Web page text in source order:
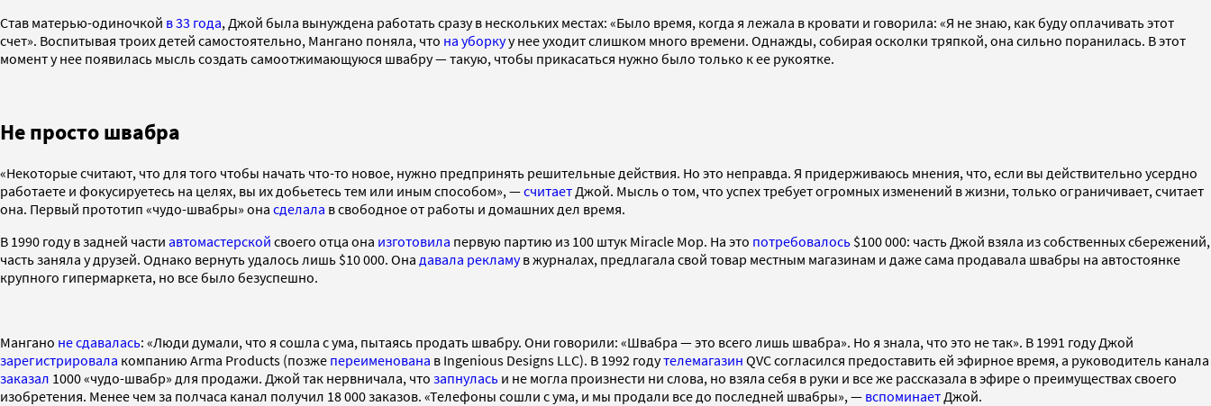
Став матерью-одиночкой в 33 года, Джой была вынуждена работать сразу в нескольких местах: «Было время, когда я лежала в кровати и говорила: «Я не знаю, как буду оплачивать этот
счет». Воспитывая троих детей самостоятельно, Мангано поняла, что на уборкуу нее уходит слишком много времени. Однажды, собирая осколки тряпкой, она сильно поранилась. В этот
момент у нее появилась мысль создать самоотжимающуюся швабру — такую, чтобы прикасаться нужно было только к ее рукоятке.
Не просто швабра
«Некоторые считают, что для того чтобы начать что-то новое, нужно предпринять решительные действия. Но это неправда. Я придерживаюсь мнения, что, если вы действительно усердно
работаете и фокусируетесь на целях, вы их добьетесь тем или иным способом», —считает Джой. Мысль о том, что успех требует огромных изменений в жизни, только ограничивает, считает
она. Первый прототип «чудо-швабры» она сделала в свободное от работы и домашних дел время.
В 1990 году в задней части автомастерской своего отца она изготовила первую партию из 100 штук Miracle Mop. На это потребовалось $100 000: часть Джой взяла из собственных сбережений,
часть заняла у друзей. Однако вернуть удалось лишь $10 000. Она давала рекламув журналах, предлагала свой товар местным магазинам и даже сама продавала швабры на автостоянке
крупного гипермаркета, но все было безуспешно.
Мангано не сдавалась: «Люди думали, что я сошла с ума, пытаясь продать швабру. Они говорили: «Швабра — это всего лишь швабра». Но я знала, что это не так». В 1991 году Джой
зарегистрировала компанию Arma Products (позже переименована в Ingenious Designs LLC). В 1992 годутелемагазин QVC согласился предоставить ей эфирное время, а руководитель канала
заказал 1000 «чудо-швабр» для продажи. Джой так нервничала, что запнулась и не могла произнести ни слова, но взяла себя в руки и все же рассказала в эфире о преимуществах своего
изобретения. Менее чем за полчаса канал получил 18 000 заказов. «Телефоны сошли с ума, и мы продали все до последней швабры», — вспоминает Джой.